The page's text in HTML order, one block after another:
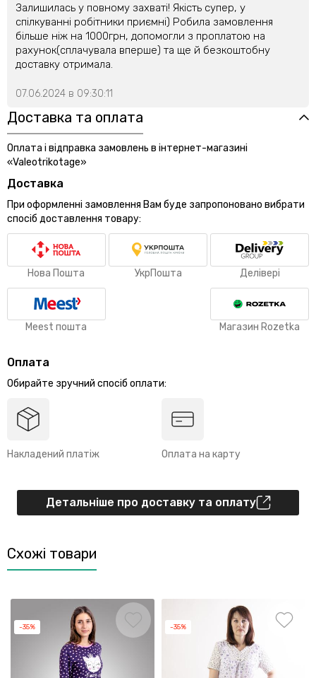
Залишилась у повному захваті! Якість супер, у
спілкуванні робітники приємні) Робила замовлення
більше ніж на 1000грн, допомогли з проплатою на
рахунок(сплачувала вперше) та ще й безкоштобну
доставку отримала.
07.06.2024 в 09:30:11
Доставка та оплата
Оплата і відправка замовлень в інтернет-магазині
«Valeotrikotage»
Доставка
При оформленні замовлення Вам буде запропоновано вибрати
спосіб доставлення товару:
Нова Пошта УкрПошта Делівері
Meest пошта Магазин Rozetka
Оплата
Обирайте зручний спосіб оплати:
Накладений платіж Оплата на карту
Детальніше про доставку та оплату
Схожі товари
-35% -35%